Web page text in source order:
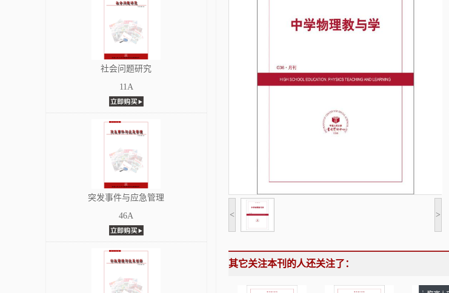
社会问题研究
11A
突发事件与应急管理
46A
< >
其它关注本刊的人还关注了：